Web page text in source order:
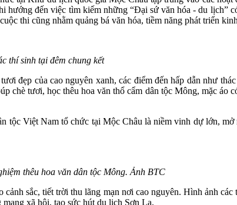
đến việc tìm kiếm những “Đại sứ văn hóa - du lịch”
thi cũng nhằm quảng bá văn hóa, tiềm năng phát triển
thí sinh tại đêm chung kết
đẹp của cao nguyên xanh, các điểm đến hấp dẫn như
tươi, học thêu hoa văn thổ cẩm dân tộc Mông, mặc áo
Việt Nam tổ chức tại Mộc Châu là niềm vinh dự lớn, mở
thêu hoa văn dân tộc Mông. Ảnh BTC
sắc, tiết trời thu lãng mạn nơi cao nguyên. Hình ảnh
xã hội, tạo sức hút du lịch Sơn La.